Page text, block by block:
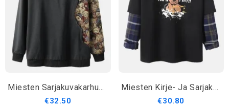
Miesten Sarjakuvakarhukuvioiset Patchwork Crew Neck Puuvillapuserot
€32.50
Miesten Kirje- Ja Sarjakuvakuvioiset Koirakuvioiset Olkapäät Ruudullinen Villapaita
€30.80